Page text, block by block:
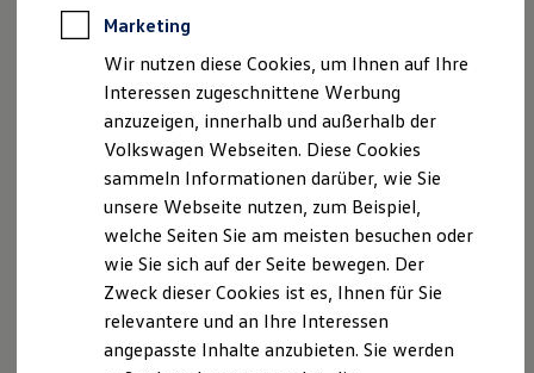
Software, Konnektivität & Apps
California App
VW Connect für Ihren ID. Buzz
VW Connect für Ihren Transporter/Caravelle
VW Connect für Ihren Amarok
VW Connect für andere Modelle
Connect Pro
Fleet Interface Data
Multistop Pathfinder
Übersicht Software Updates
Hilfreiches für Besitzer
Fahrerassistenz- und Sicherheitssysteme
Kontrollleuchten
Kurzfahrprofile und Ölverdünnung
XTL-Dieselkraftstoff
Marketing
Wir nutzen diese Cookies, um Ihnen auf Ihre
Interessen zugeschnittene Werbung
anzuzeigen, innerhalb und außerhalb der
Volkswagen Webseiten. Diese Cookies
sammeln Informationen darüber, wie Sie
unsere Webseite nutzen, zum Beispiel,
welche Seiten Sie am meisten besuchen oder
wie Sie sich auf der Seite bewegen. Der
Zweck dieser Cookies ist es, Ihnen für Sie
relevantere und an Ihre Interessen
angepasste Inhalte anzubieten. Sie werden